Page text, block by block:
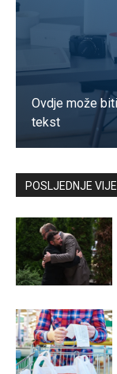
Ovdje može
tekst
Kontaktirajte
POSLJEDNJE